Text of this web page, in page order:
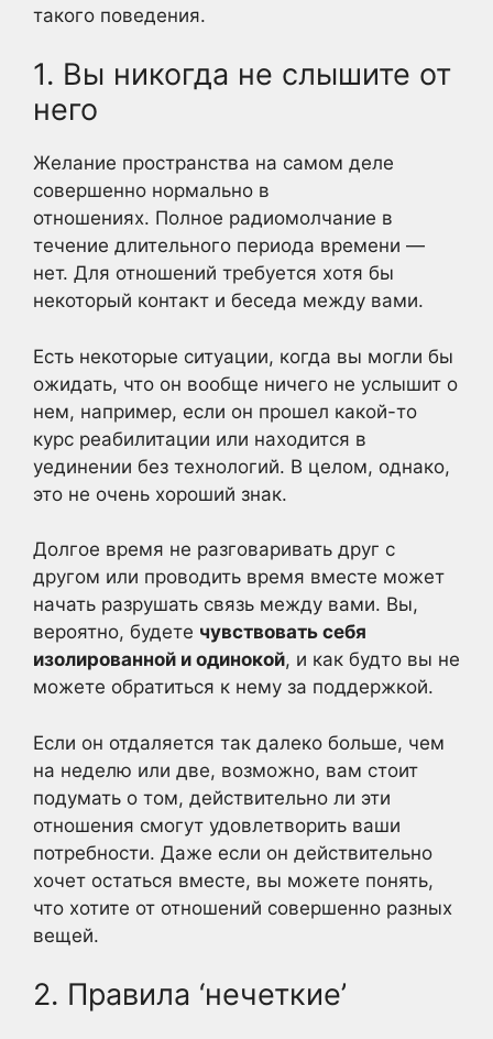
такого поведения.
1. Вы никогда не слышите от
него
Желание пространства на самом деле
совершенно нормально в
отношениях. Полное радиомолчание в
течение длительного периода времени —
нет. Для отношений требуется хотя бы
некоторый контакт и беседа между вами.
Есть некоторые ситуации, когда вы могли бы
ожидать, что он вообще ничего не услышит о
нем, например, если он прошел какой-то
курс реабилитации или находится в
уединении без технологий. В целом, однако,
это не очень хороший знак.
Долгое время не разговаривать друг с
другом или проводить время вместе может
начать разрушать связь между вами. Вы,
вероятно, будете чувствовать себя
изолированной и одинокой, и как будто вы не
можете обратиться к нему за поддержкой.
Если он отдаляется так далеко больше, чем
на неделю или две, возможно, вам стоит
подумать о том, действительно ли эти
отношения смогут удовлетворить ваши
потребности. Даже если он действительно
хочет остаться вместе, вы можете понять,
что хотите от отношений совершенно разных
вещей.
2. Правила ‘нечеткие’